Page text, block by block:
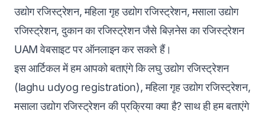
उद्योग रजिस्ट्रेशन, महिला गृह उद्योग रजिस्ट्रेशन, मसाला उद्योग
रजिस्ट्रेशन, दुकान का रजिस्ट्रेशन जैसे बिज़नेस का रजिस्ट्रेशन
UAM वेबसाइट पर ऑनलाइन कर सकते हैं।
इस आर्टिकल में हम आपको बताएंगे कि लघु उद्योग रजिस्ट्रेशन
(laghu udyog registration), महिला गृह उद्योग रजिस्ट्रेशन,
मसाला उद्योग रजिस्ट्रेशन की प्रक्रिया क्या है? साथ ही हम बताएंगे